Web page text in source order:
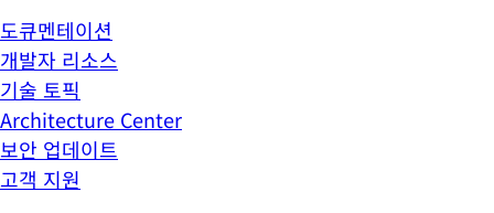
도큐멘테이션
개발자 리소스
기술 토픽
Architecture Center
보안 업데이트
고객 지원